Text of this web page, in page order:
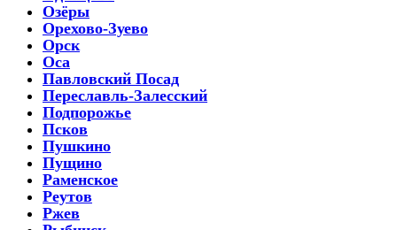
Озёры
Орехово-Зуево
Орск
Оса
Павловский Посад
Переславль-Залесский
Подпорожье
Псков
Пушкино
Пущино
Раменское
Реутов
Ржев